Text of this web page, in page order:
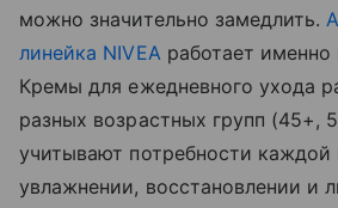
можно значительно замедлить.
линейка NIVEAработает именно
Кремы для ежедневного ухода
разных возрастных групп (45+,
учитывают потребности каждой
увлажнении, восстановлении и